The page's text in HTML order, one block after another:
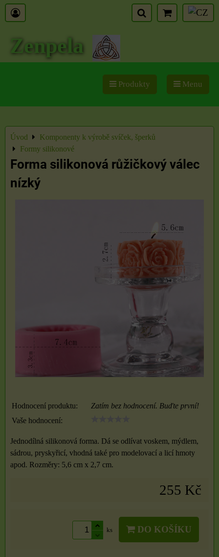
Zenpela
Produkty Menu
Úvod
Komponenty k výrobě svíček, šperků
Formy silikonové
Forma silikonová růžičkový válec
nízký
Hodnocení produktu:
Zatím bez hodnocení. Buďte první!
Vaše hodnocení:
Jednodílná silikonová forma. Dá se odlívat voskem, mýdlem,
sádrou, pryskyřicí, vhodná také pro modelovací a licí hmoty
apod. Rozměry: 5,6 cm x 2,7 cm.
255 Kč
ks DO KOŠÍKU